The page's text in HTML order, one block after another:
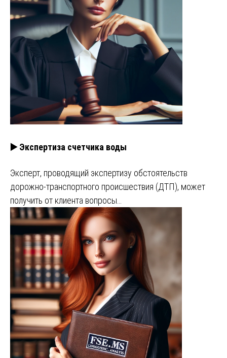
▶️ Экспертиза счетчика воды
Эксперт, проводящий экспертизу обстоятельств
дорожно-транспортного происшествия (ДТП), может
получить от клиента вопросы…